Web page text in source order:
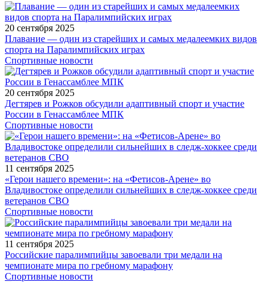
20 сентября 2025
Плавание — один из старейших и самых медалеемких видов
спорта на Паралимпийских играх
Спортивные новости
20 сентября 2025
Дегтярев и Рожков обсудили адаптивный спорт и участие
России в Генассамблее МПК
Спортивные новости
11 сентября 2025
«Герои нашего времени»: на «Фетисов-Арене» во
Владивостоке определили сильнейших в следж-хоккее среди
ветеранов СВО
Спортивные новости
11 сентября 2025
Российские паралимпийцы завоевали три медали на
чемпионате мира по гребному марафону
Спортивные новости